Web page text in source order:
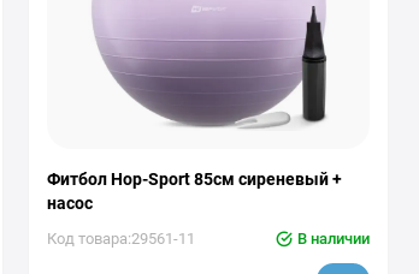
Фитбол Hop-Sport 85см сиреневый +
насос
Код товара:29561-11 В наличии